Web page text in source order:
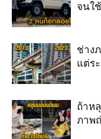
จนใ
ช่าง
แต่ร
ถ้าห
ภาพ